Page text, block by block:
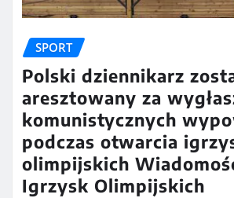
SPORT
Polski dziennikarz
aresztowany za
komunistycznych
podczas otwarcia
olimpijskich
Igrzysk Olimpijskich